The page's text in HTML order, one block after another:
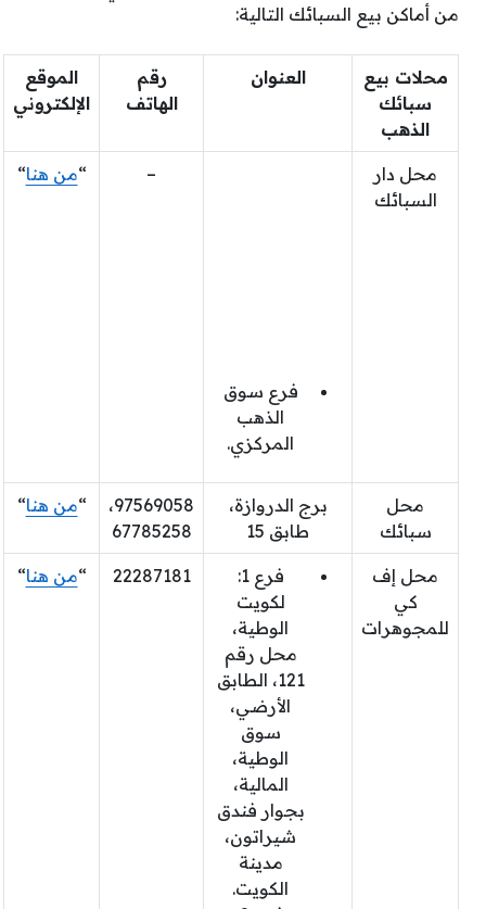
من أماكن بيع السبائك التالية:
محلات بيع
سبائك
الذهب
العنوان
رقم
الهاتف
الموقع
الإلكتروني
محل دار
السبائك
فرع سوق
الذهب
المركزي.
–
“من هنا“
محل
سبائك
برج الدروازة،
طابق 15
97569058،
67785258
“من هنا“
محل إف
كي
للمجوهرات
فرع 1:
لكويت
الوطية،
محل رقم
121، الطابق
الأرضي،
سوق
الوطية،
المالية،
بجوار فندق
شيراتون،
مدينة
الكويت.
22287181
“من هنا“